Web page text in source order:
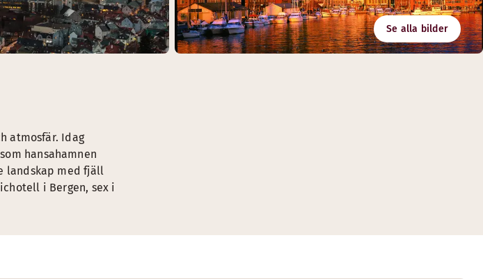
Se alla bilder
atmosfär. Idag
hansahamnen
landskap med fjäll
i Bergen, sex i